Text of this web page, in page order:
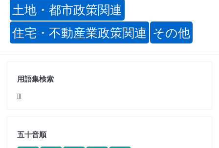
土地・都市政策関連
住宅・不動産業政策関連 その他
用語集検索
jjj
五十音順